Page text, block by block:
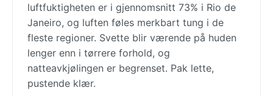
luftfuktigheten er i gjennomsnitt 73% i Rio de
Janeiro, og luften føles merkbart tung i de
fleste regioner. Svette blir værende på huden
lenger enn i tørrere forhold, og
natteavkjølingen er begrenset. Pak lette,
pustende klær.